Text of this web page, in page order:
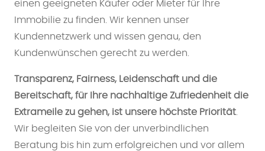
einen geeigneten Käufer oder Mieter für Ihre
Immobilie zu finden. Wir kennen unser
Kundennetzwerk und wissen genau, den
Kundenwünschen gerecht zu werden.
Transparenz, Fairness, Leidenschaft und die
Bereitschaft, für Ihre nachhaltige Zufriedenheit die
Extrameile zu gehen, ist unsere höchste Priorität
Wir begleiten Sie von der unverbindlichen
Beratung bis hin zum erfolgreichen und vor allem